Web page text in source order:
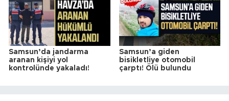
Samsun’da jandarma
aranan kişiyi yol
kontrolünde yakaladı!
Samsun’a giden
bisikletliye otomobil
çarptı! Ölü bulundu